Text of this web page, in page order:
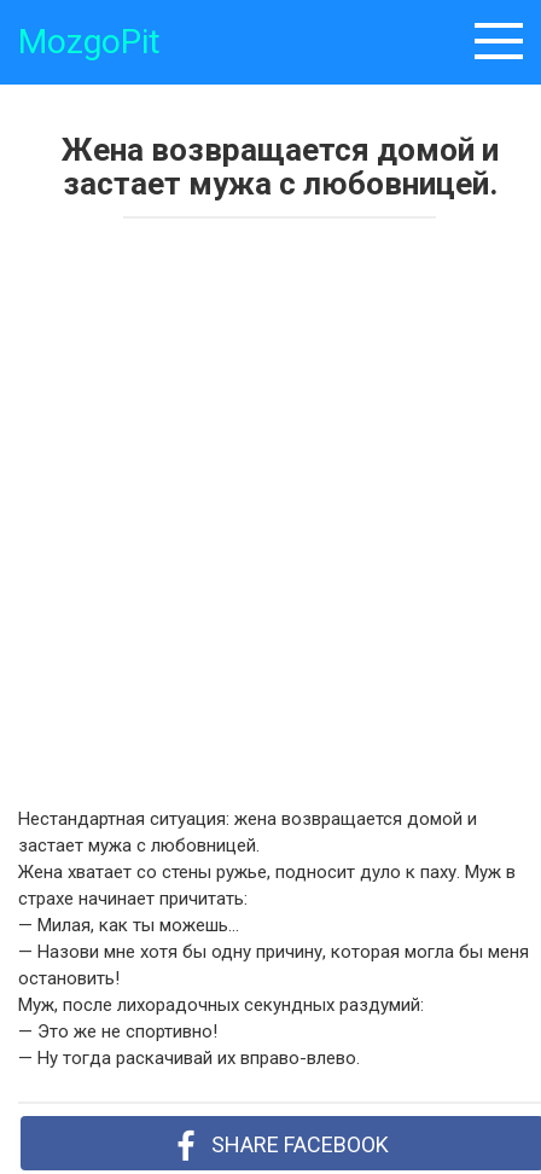
MozgoPit
Жена возвращается домой и
застает мужа с любовницей.
Нестандартная ситуация: жена возвращается домой и
застает мужа с любовницей.
Жена хватает со стены ружье, подносит дуло к паху. Муж в
страхе начинает причитать:
— Милая, как ты можешь…
— Назови мне хотя бы одну причину, которая могла бы меня
остановить!
Муж, после лихорадочных секундных раздумий:
— Это же не спортивно!
— Ну тогда раскачивай их вправо-влево.
SHARE FACEBOOK